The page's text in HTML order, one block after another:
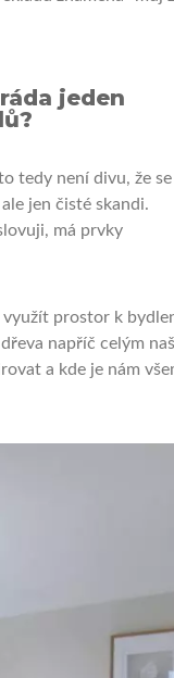
jeden
tedy není divu, že se
jen čisté skandi.
má prvky
prostor k
napříč celým
a kde je nám